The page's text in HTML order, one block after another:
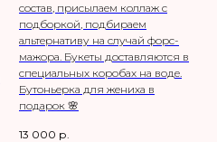
состав, присылаем коллаж с
подборкой, подбираем
альтернативу на случай форс-
мажора. Букеты доставляются в
специальных коробах на воде.
Бутоньерка для жениха в
подарок 🌸
13 000 р.